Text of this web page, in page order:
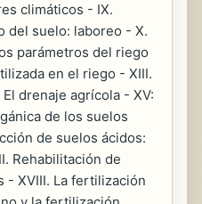
climáticos - IX.
del suelo: laboreo - X.
parámetros del riego
en el riego - XIII.
drenaje agrícola - XV:
de los suelos
de suelos ácidos:
Rehabilitación de
- XVIII. La fertilización